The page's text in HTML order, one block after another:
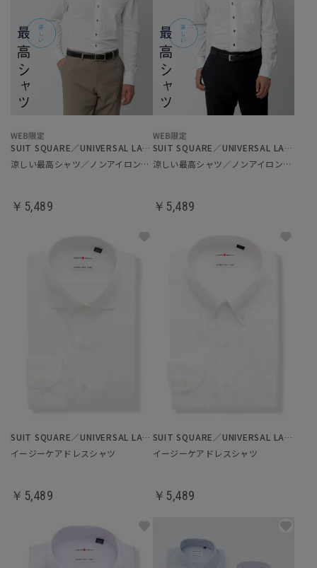
SUIT SQUARE／UNIVERSAL LANGUAGE
涼しい最高シャツ／ノンアイロンジャージードレスシャツ
￥5,489
SUIT SQUARE／UNIVERSAL LANGUAGE
涼しい最高シャツ／ノンアイロンジャージードレスシャツ
￥5,489
SUIT SQUARE／UNIVERSAL LANGUAGE
イージーケアドレスシャツ
￥5,489
SUIT SQUARE／UNIVERSAL LANGUAGE
イージーケアドレスシャツ
￥5,489